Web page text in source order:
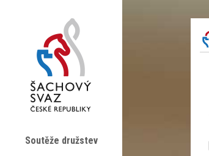
Soutěže družstev